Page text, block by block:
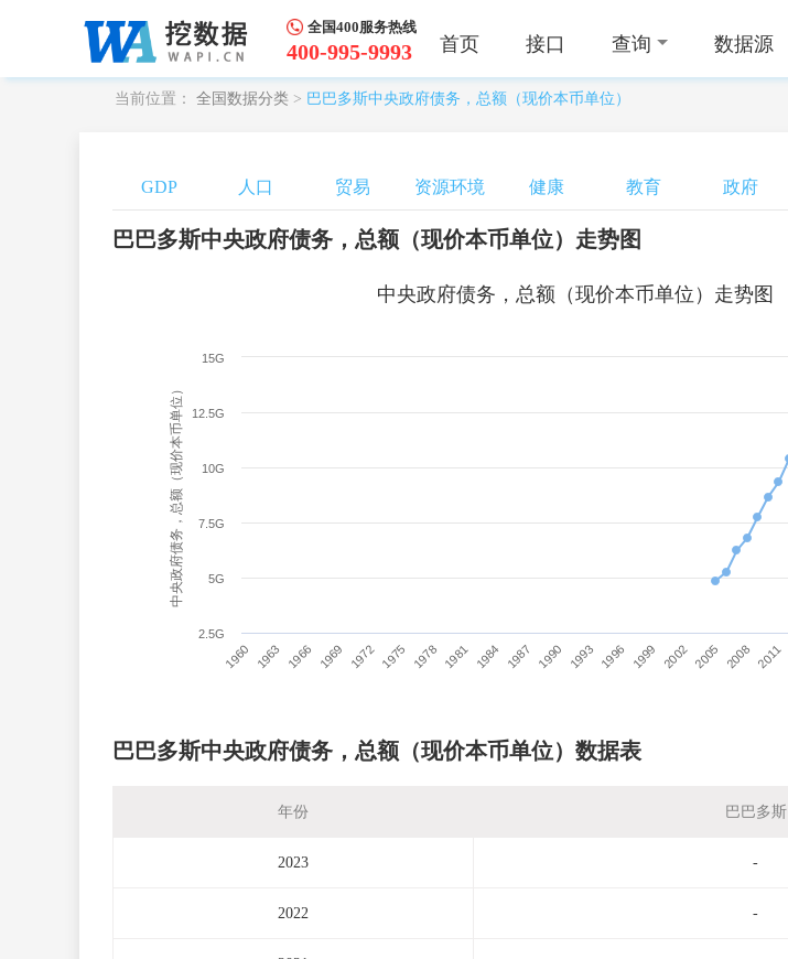
全国400服务热线
400-995-9993 首页 接口 查询 数据源
当前位置： 全国数据分类 > 巴巴多斯中央政府债务，总额（现价本币单位）
GDP 人口 贸易 资源环境 健康 教育 政府
巴巴多斯中央政府债务，总额（现价本币单位）走势图
中央政府债务，总额（现价本币单位）
中央政府债务，总额（现价本币单位）走势图
1960 1963 1966 1969 1972 1975 1978 1981 1984 1987 1990 1993 1996 1999 2002 2005 2008 2011
2.5G
5G
7.5G
10G
12.5G
15G
巴巴多斯中央政府债务，总额（现价本币单位）数据表
年份 巴巴多斯
2023 -
2022 -